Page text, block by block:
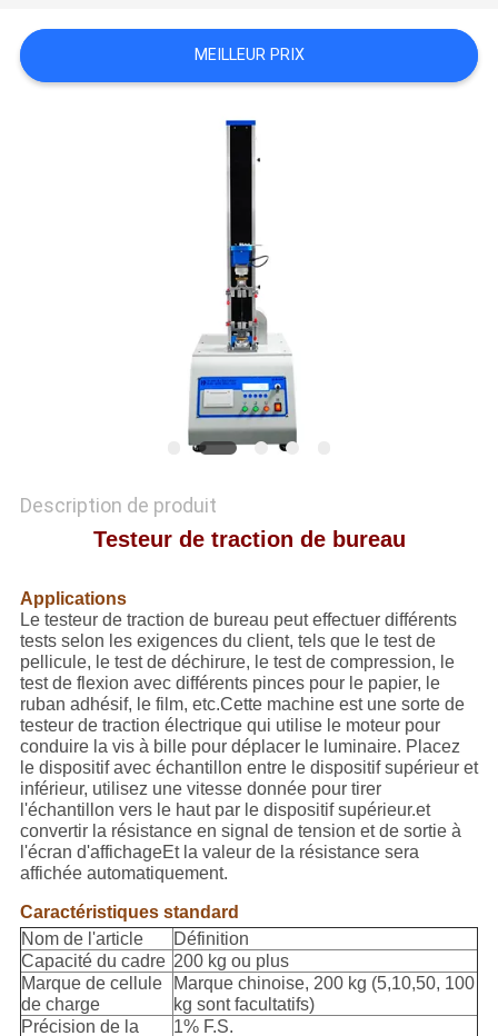
DE
LA
PLAN
POLITIQUE
DE
CONFIDENTIALITÉ
MEILLEUR PRIX
Description de produit
Testeur de traction de bureau
Applications
Le testeur de traction de bureau peut effectuer différents
tests selon les exigences du client, tels que le test de
pellicule, le test de déchirure, le test de compression, le
test de flexion avec différents pinces pour le papier, le
ruban adhésif, le film, etc.Cette machine est une sorte de
testeur de traction électrique qui utilise le moteur pour
conduire la vis à bille pour déplacer le luminaire. Placez
le dispositif avec échantillon entre le dispositif supérieur et
inférieur, utilisez une vitesse donnée pour tirer
l'échantillon vers le haut par le dispositif supérieur.et
convertir la résistance en signal de tension et de sortie à
l'écran d'affichageEt la valeur de la résistance sera
affichée automatiquement.
Caractéristiques standard
Nom de l'article
Définition
Capacité du cadre 200 kg ou plus
Marque de cellule
de charge
Marque chinoise, 200 kg (5,10,50, 100
kg sont facultatifs)
Précision de la
1% F.S.